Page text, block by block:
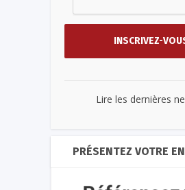
Lire les dernières
PRÉSENTEZ VOTRE